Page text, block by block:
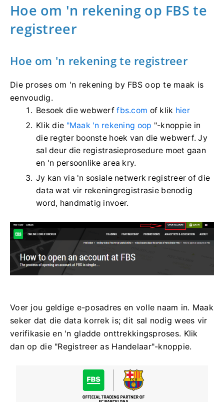
Hoe om 'n rekening op FBS te
registreer
Hoe om 'n rekening te registreer
Die proses om 'n rekening by FBS oop te maak is
eenvoudig.
Besoek die webwerffbs.com of klik hier
Klik die "Maak 'n rekening oop "-knoppie in
die regter boonste hoek van die webwerf. Jy
sal deur die registrasieprosedure moet gaan
en 'n persoonlike area kry.
Jy kan via 'n sosiale netwerk registreer of die
data wat vir rekeningregistrasie benodig
word, handmatig invoer.
Voer jou geldige e-posadres en volle naam in. Maak
seker dat die data korrek is; dit sal nodig wees vir
verifikasie en 'n gladde onttrekkingsproses. Klik
dan op die "Registreer as Handelaar"-knoppie.